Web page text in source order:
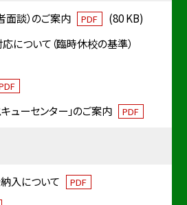
面談）のご案内 PDF
(80 KB)
について（臨時休校の基準）
ューセンター」のご案内 PDF
入について PDF